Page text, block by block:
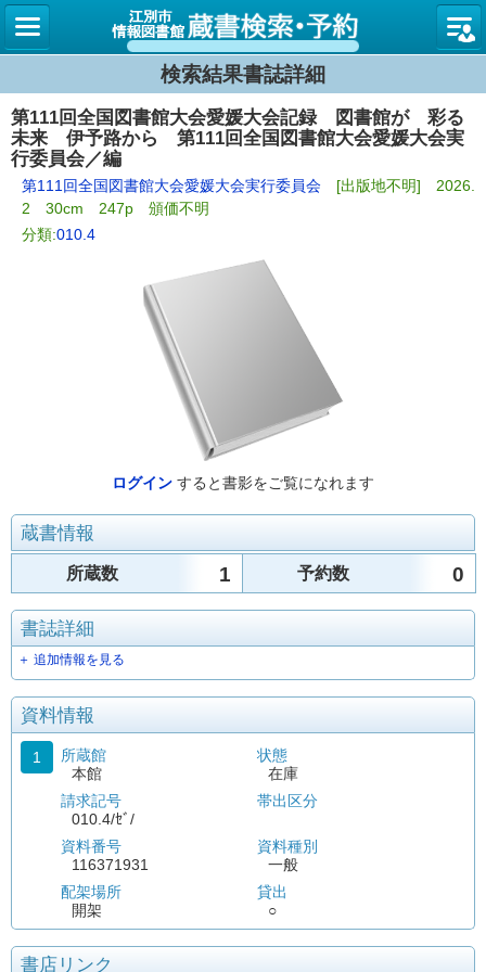
図書館
検索結果書誌詳細
第111回全国図書館大会愛媛大会記録 図書館が 彩る
未来 伊予路から 第111回全国図書館大会愛媛大会実
行委員会／編
第111回全国図書館大会愛媛大会実行委員会 [出版地不明] 2026.
2 30cm 247p 頒価不明
分類:010.4
ログイン すると書影をご覧になれます
蔵書情報
所蔵数 1 予約数 0
書誌詳細
＋ 追加情報を見る
資料情報
1
所蔵館
本館
請求記号
010.4/ｾﾞ/
資料番号
116371931
配架場所
開架
状態
在庫
帯出区分
資料種別
一般
貸出
○
書店リンク